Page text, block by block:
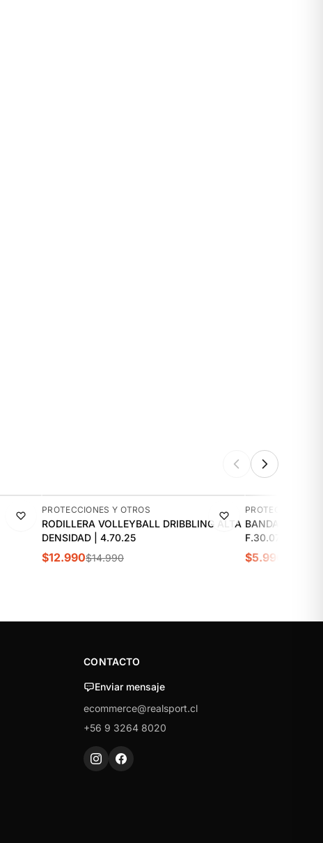
-13%
PROTECCIONES Y OTROS
RODILLERA VOLLEYBALL DRIBBLING ALTA
DENSIDAD | 4.70.25
$12.990$14.990
-14%
PROTECCIONES
BANDA
F.30.07
$5.990
CONTACTO
Enviar mensaje
ecommerce@realsport.cl
+56 9 3264 8020